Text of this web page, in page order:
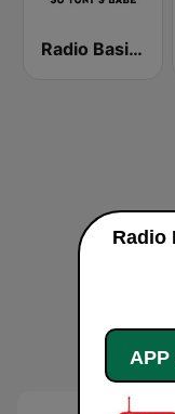
Radio Basilisk
APP